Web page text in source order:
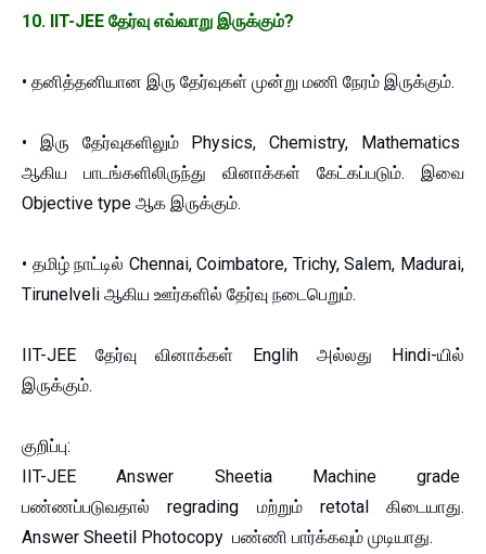
10. IIT-JEE தேர்வு எவ்வாறு இருக்கும்?
• தனித்தனியான இரு தேர்வுகள் முன்று மணி நேரம் இருக்கும்.
• இரு தேர்வுகளிலும் Physics, Chemistry, Mathematics
ஆகிய பாடங்களிலிருந்து வினாக்கள் கேட்கப்படும். இவை
Objective type ஆக இருக்கும்.
• தமிழ் நாட்டில் Chennai, Coimbatore, Trichy, Salem, Madurai,
Tirunelveli ஆகிய ஊர்களில் தேர்வு நடைபெறும்.
IIT-JEE தேர்வு வினாக்கள் Englih அல்லது Hindi-யில்
இருக்கும்.
குறிப்பு:
IIT-JEE Answer Sheetia Machine grade
பண்ணப்படுவதால் regrading மற்றும் retotal கிடையாது.
Answer Sheetil Photocopy பண்ணி பார்க்கவும் முடியாது.